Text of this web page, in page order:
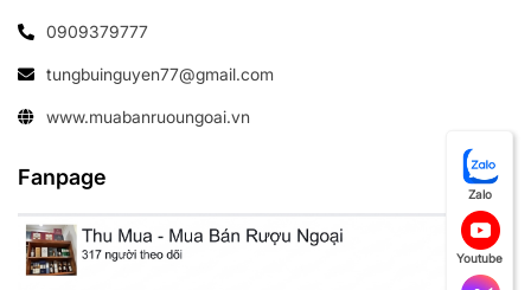
0909379777
tungbuinguyen77@gmail.com
www.muabanruoungoai.vn
Fanpage
Zalo
Youtube